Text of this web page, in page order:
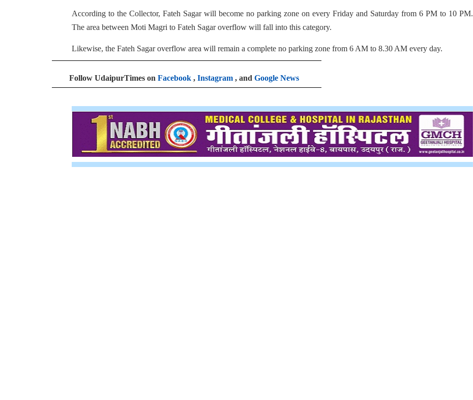
According to the Collector, Fateh Sagar will become no parking zone on every Friday and Saturday from 6 PM to 10 PM.
The area between Moti Magri to Fateh Sagar overflow will fall into this category.
Likewise, the Fateh Sagar overflow area will remain a complete no parking zone from 6 AM to 8.30 AM every day.
Follow UdaipurTimes on Facebook , Instagram , and Google News